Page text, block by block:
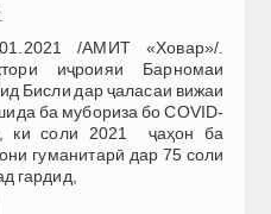
/АМИТ «Ховар»/.
иҷроияи Барномаи
Бисли дар ҷаласаи вижаи
ба мубориза бо COVID-
ки соли 2021 ҷаҳон ба
гуманитарӣ дар 75 соли
гардид,